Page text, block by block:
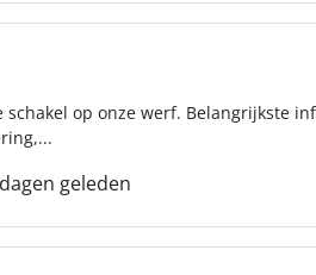
op onze werf. Belangrijkste
geleden